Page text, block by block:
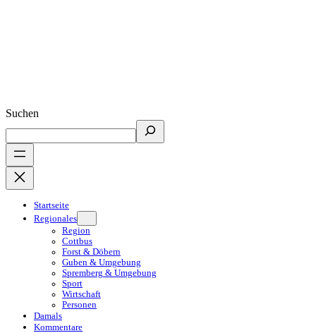
Suchen
Startseite
Regionales
Region
Cottbus
Forst & Döbern
Guben & Umgebung
Spremberg & Umgebung
Sport
Wirtschaft
Personen
Damals
Kommentare